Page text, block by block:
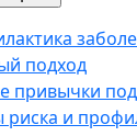
подход
привычки
риска и